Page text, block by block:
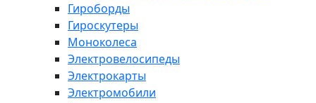
Гироборды
Гироскутеры
Моноколеса
Электровелосипеды
Электрокарты
Электромобили